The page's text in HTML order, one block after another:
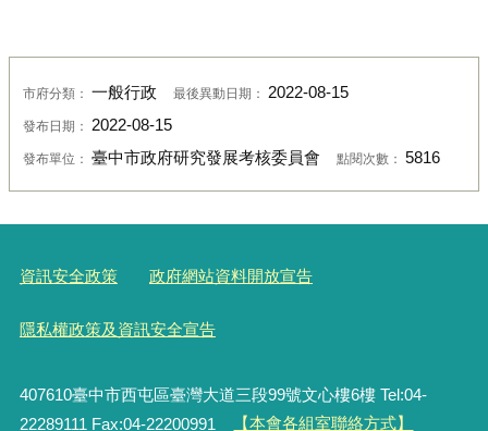
市府分類： 一般行政 最後異動日期： 2022-08-15
發布日期： 2022-08-15
發布單位： 臺中市政府研究發展考核委員會 點閱次數： 5816
資訊安全政策 政府網站資料開放宣告
隱私權政策及資訊安全宣告
407610臺中市西屯區臺灣大道三段99號文心樓6樓 Tel:04-
22289111 Fax:04-22200991
【本會各組室聯絡方式】